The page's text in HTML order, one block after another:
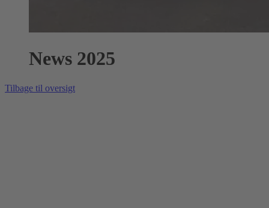
News 2025
Tilbage til oversigt